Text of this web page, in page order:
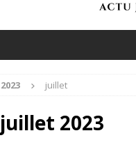
2023 juillet
juillet 2023